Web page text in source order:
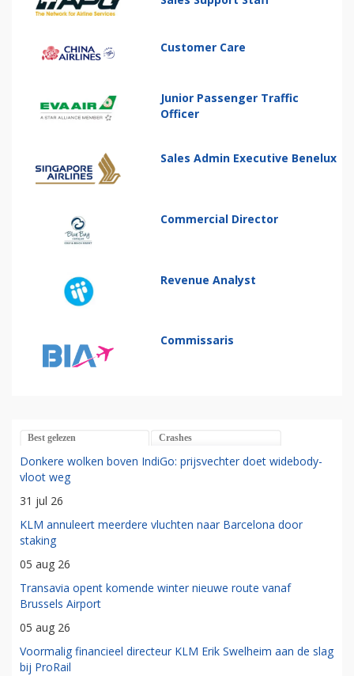
Customer Care
Junior Passenger Traffic
Officer
Sales Admin Executive Benelux
Commercial Director
Revenue Analyst
Commissaris
Best gelezen Crashes
Donkere wolken boven IndiGo: prijsvechter doet widebody-
vloot weg
31 jul 26
KLM annuleert meerdere vluchten naar Barcelona door
staking
05 aug 26
Transavia opent komende winter nieuwe route vanaf
Brussels Airport
05 aug 26
Voormalig financieel directeur KLM Erik Swelheim aan de slag
bij ProRail